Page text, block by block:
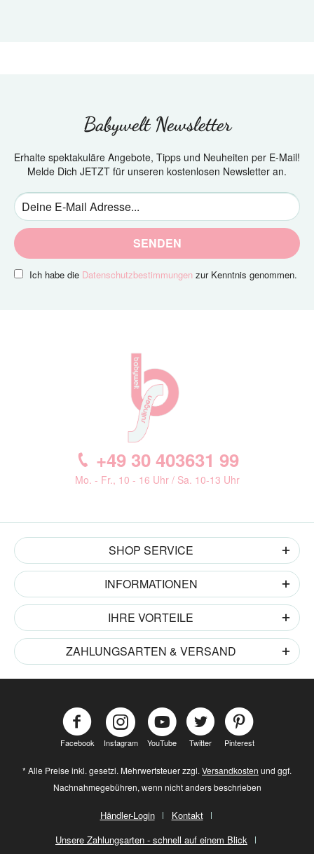
Babywelt Newsletter
Erhalte spektakuläre Angebote, Tipps und Neuheiten per E-Mail!
Melde Dich JETZT für unseren kostenlosen Newsletter an.
SENDEN
Ich habe die Datenschutzbestimmungen zur Kenntnis genommen.
+49 30 403631 99
Mo. - Fr., 10 - 16 Uhr / Sa. 10-13 Uhr
SHOP SERVICE
INFORMATIONEN
IHRE VORTEILE
ZAHLUNGSARTEN & VERSAND
Facebook Instagram YouTube Twitter Pinterest
* Alle Preise inkl. gesetzl. Mehrwertsteuer zzgl. Versandkosten und ggf.
Nachnahmegebühren, wenn nicht anders beschrieben
Händler-Login
Kontakt
Unsere Zahlungsarten - schnell auf einem Blick